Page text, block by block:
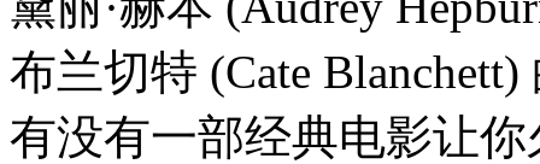
布兰切特 (Cate
有没有一部经典电影让